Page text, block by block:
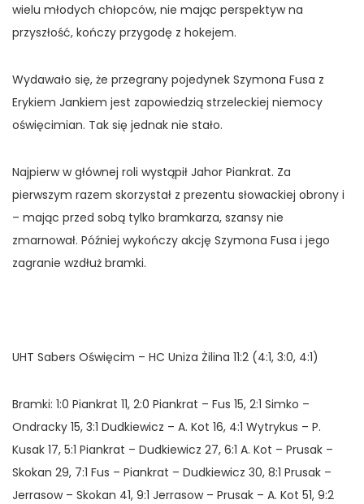
wielu młodych chłopców, nie mając perspektyw na
przyszłość, kończy przygodę z hokejem.
Wydawało się, że przegrany pojedynek Szymona Fusa z
Erykiem Jankiem jest zapowiedzią strzeleckiej niemocy
oświęcimian. Tak się jednak nie stało.
Najpierw w głównej roli wystąpił Jahor Piankrat. Za
pierwszym razem skorzystał z prezentu słowackiej obrony i
– mając przed sobą tylko bramkarza, szansy nie
zmarnował. Później wykończy akcję Szymona Fusa i jego
zagranie wzdłuż bramki.
UHT Sabers Oświęcim – HC Uniza Żilina 11:2 (4:1, 3:0, 4:1)
Bramki: 1:0 Piankrat 11, 2:0 Piankrat – Fus 15, 2:1 Simko –
Ondracky 15, 3:1 Dudkiewicz – A. Kot 16, 4:1 Wytrykus – P.
Kusak 17, 5:1 Piankrat – Dudkiewicz 27, 6:1 A. Kot – Prusak –
Skokan 29, 7:1 Fus – Piankrat – Dudkiewicz 30, 8:1 Prusak –
Jerrasow – Skokan 41, 9:1 Jerrasow – Prusak – A. Kot 51, 9:2